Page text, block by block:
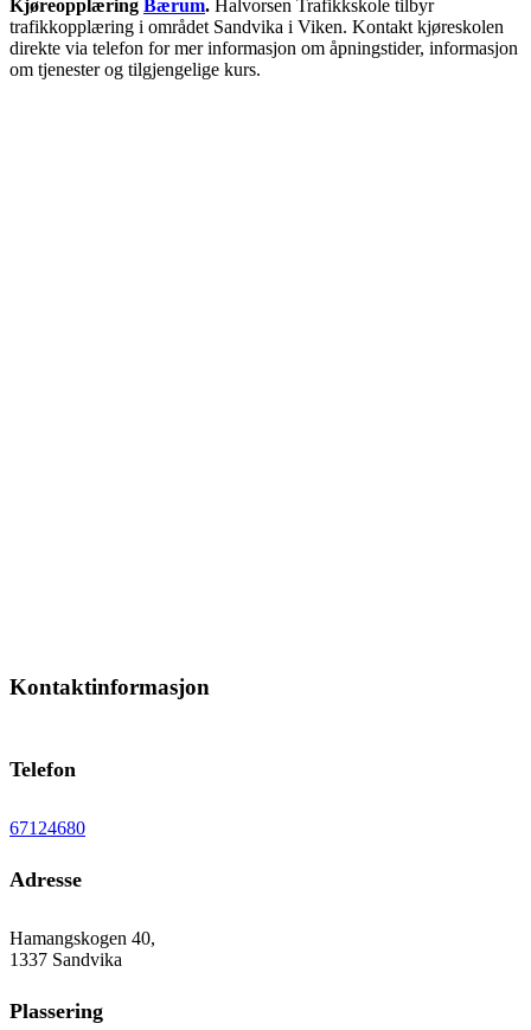
Kjøreopplæring Bærum. Halvorsen Trafikkskole tilbyr
trafikkopplæring i området Sandvika i Viken. Kontakt kjøreskolen
direkte via telefon for mer informasjon om åpningstider, informasjon
om tjenester og tilgjengelige kurs.
Kontaktinformasjon
Telefon
67124680
Adresse
Hamangskogen 40,
1337 Sandvika
Plassering